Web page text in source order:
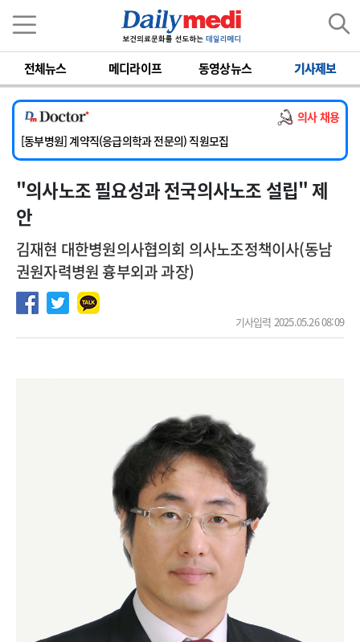
전체뉴스 메디라이프 동영상뉴스 기사제보
의사 채용
[서울아산병원] 2026년 하반기 인턴 모집
[영남대학교의료원] 마취통증의학과 임기제 임상의사 채용
[충남대학교병원] 소아청소년과(소아응급전담) 계약직 의사 공개채용
[동부병원] 계약직(응급의학과 전문의) 직원모집
[이대목동병원] 하반기 전공의(레지던트1년차) 모집
[서울아산병원] 2026년 하반기 인턴 모집
[영남대학교의료원] 마취통증의학과 임기제 임상의사 채용
"의사노조 필요성과 전국의사노조 설립" 제
안
김재현 대한병원의사협의회 의사노조정책이사(동남
권원자력병원 흉부외과 과장)
기사입력 2025.05.26 08:09